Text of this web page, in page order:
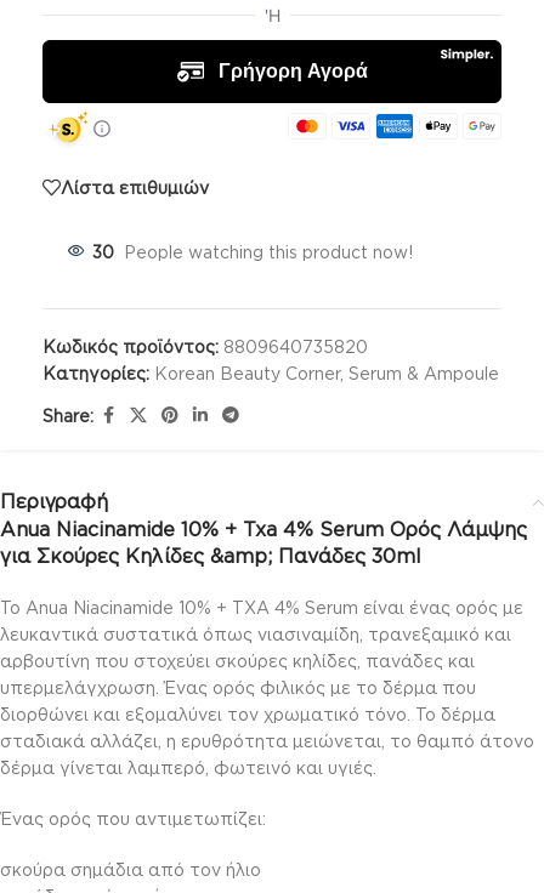
Λίστα επιθυμιών
30 People watching this product now!
Κωδικός προϊόντος: 8809640735820
Κατηγορίες: Korean Beauty Corner, Serum & Ampoule
Share:
Περιγραφή
Anua Niacinamide 10% + Txa 4% Serum Ορός Λάμψης
για Σκούρες Κηλίδες &amp; Πανάδες 30ml
Το Anua Niacinamide 10% + TXA 4% Serum είναι ένας ορός με
λευκαντικά συστατικά όπως νιασιναμίδη, τρανεξαμικό και
αρβουτίνη που στοχεύει σκούρες κηλίδες, πανάδες και
υπερμελάγχρωση. Ένας ορός φιλικός με το δέρμα που
διορθώνει και εξομαλύνει τον χρωματικό τόνο. Το δέρμα
σταδιακά αλλάζει, η ερυθρότητα μειώνεται, το θαμπό άτονο
δέρμα γίνεται λαμπερό, φωτεινό και υγιές.
Ένας ορός που αντιμετωπίζει:
σκούρα σημάδια από τον ήλιο